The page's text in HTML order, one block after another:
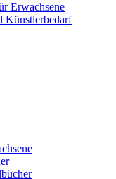
Erwachsene
Künstlerbedarf